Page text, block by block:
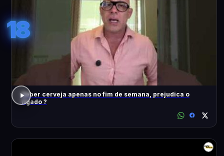
18
Beber cerveja apenas no fim de semana, prejudica o
fígado ?